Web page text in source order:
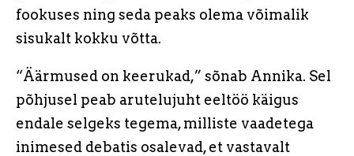
fookuses ning seda peaks olema võimalik
sisukalt kokku võtta.
“Äärmused on keerukad,” sõnab Annika. Sel
põhjusel peab arutelujuht eeltöö käigus
endale selgeks tegema, milliste vaadetega
inimesed debatis osalevad, et vastavalt